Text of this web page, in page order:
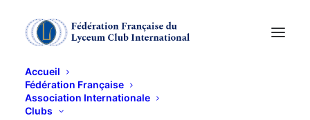
Accueil
Fédération Française
Association Internationale
Clubs